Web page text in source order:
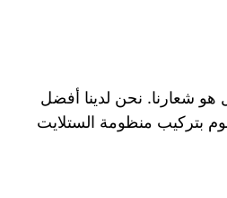
هو شعارنا. نحن لدينا أفضل
بتركيب منظومة الستلايت